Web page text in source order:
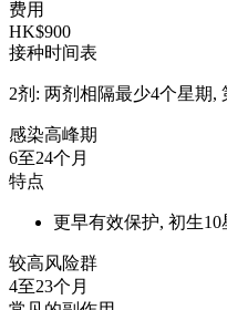
费用
HK$900
接种时间表
2剂: 两剂相隔最少4个星期,
感染高峰期
6至24个月
特点
更早有效保护, 初生
较高风险群
4至23个月